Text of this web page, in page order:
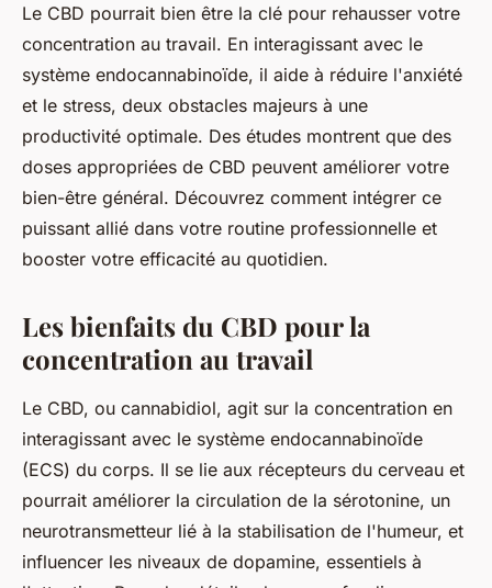
Le CBD pourrait bien être la clé pour rehausser votre
concentration au travail. En interagissant avec le
système endocannabinoïde, il aide à réduire l'anxiété
et le stress, deux obstacles majeurs à une
productivité optimale. Des études montrent que des
doses appropriées de CBD peuvent améliorer votre
bien-être général. Découvrez comment intégrer ce
puissant allié dans votre routine professionnelle et
booster votre efficacité au quotidien.
Les bienfaits du CBD pour la
concentration au travail
Le CBD, ou cannabidiol, agit sur la concentration en
interagissant avec le système endocannabinoïde
(ECS) du corps. Il se lie aux récepteurs du cerveau et
pourrait améliorer la circulation de la sérotonine, un
neurotransmetteur lié à la stabilisation de l'humeur, et
influencer les niveaux de dopamine, essentiels à